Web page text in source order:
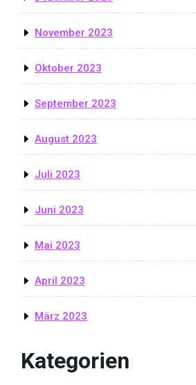
November 2023
Oktober 2023
September 2023
August 2023
Juli 2023
Juni 2023
Mai 2023
April 2023
März 2023
Kategorien